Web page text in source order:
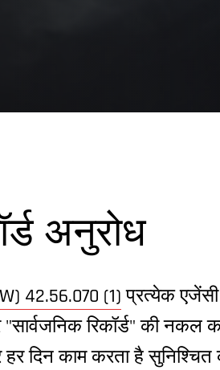
अनुरोध
42.56.070 (1) प्रत्येक
रिकॉर्ड" की
दिन काम करता है सुनिश्चित